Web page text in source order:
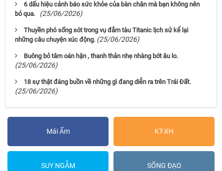
6 dấu hiệu cảnh báo sức khỏe của bàn chân mà bạn không nên
bỏ qua.
(25/06/2026)
Thuyền phó sống sót trong vụ đắm tàu Titanic lịch sử kể lại
những câu chuyện xúc động. (25/06/2026)
Buông bỏ tâm oán hận , thanh thản nhẹ nhàng bớt âu lo.
(25/06/2026)
18 sự thật đáng buồn về những gì đang diễn ra trên Trái Đất.
(25/06/2026)
Mái Ấm KT-XH
SUY NGẪM SỐNG ĐẠO